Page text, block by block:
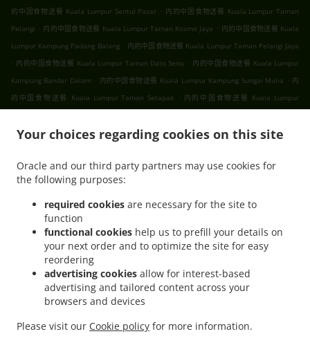
Your choices regarding cookies on this site
Oracle and our third party partners may use cookies for
the following purposes:
required cookies are necessary for the site to
function
functional cookies help us to prefill your details on
your next order and to optimize the site for easy
reordering
advertising cookies allow for interest-based
advertising and tailored content across your
browsers and devices
Please visit our Cookie policy for more information.
的中国食物送餐 Kuala Lumpur Sentul Pasar . 内的中国食物送餐 Kuala Lumpur Taman
Pelangi . 内的中国食物送餐 Kuala Lumpur Taman Kosmo Jaya . 内的中国食物送餐 Kuala
Lumpur Kampung Padang Balang . 内的中国食物送餐 Kuala Lumpur Taman Pelangi Jaya
. 内的中国食物送餐 Kuala Lumpur Taman Dato Senu . 内的中国食物送餐 Kuala Lumpur
Kampung Bandar Dalam . 内的中国食物送餐 Kuala Lumpur Kampung Sungai Mulia . 内
的中国食物送餐 Kuala Lumpur Taman Setapak . 内的中国食物送餐 Kuala Lumpur
物送餐 吉隆坡 班底达南 . 内的中国食物送餐 吉隆坡 敦依斯迈花园 . 内的中国食物送餐 吉隆
园 . 内的中国食物送餐 吉隆坡 国联花园 . 内的中国食物送餐 吉隆坡 彩虹花园 . 内的中国食物
送餐 吉隆坡 泗岩沫 . 内的中国食物送餐 吉隆坡
国食物送餐 Puchong Bandar Puchong Jaya
内的中国食物送餐 Puchong Kampung
Lembah Kinrara . 内的中国食物送餐 Puchong
Sungai Buloh Taman Industri Sungai Buloh
内的中国食物送餐 Sungai Buloh . 内的中国
食物送餐 Batu Caves Sri Utara Kipark
. 内的中国食物送餐 Batu Caves Taman Wahyu
的中国食物送餐 Batu Caves Taman Industri Spring Crest Batu Caves
内的中国食物送餐
Batu Caves Taman Koperasi Polis . 内的中国食物送餐 Batu Caves Taman Koperasi Polis
内的中国食物送餐 Batu Caves Taman Koperasi Polis Fasa I
Batu Caves Taman Melewar . 内的中国食物送餐 Batu Caves
内的中国食物送餐 Wilayah